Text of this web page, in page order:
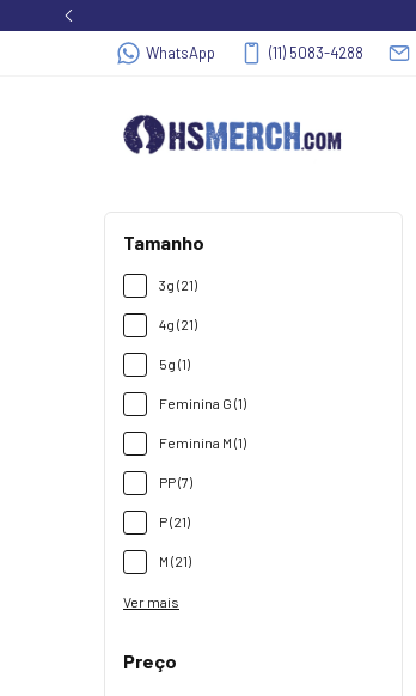
WhatsApp (11) 5083-4288
Tamanho
3g (21)
4g (21)
5g (1)
Feminina G (1)
Feminina M (1)
PP (7)
P (21)
M (21)
Ver mais
Preço